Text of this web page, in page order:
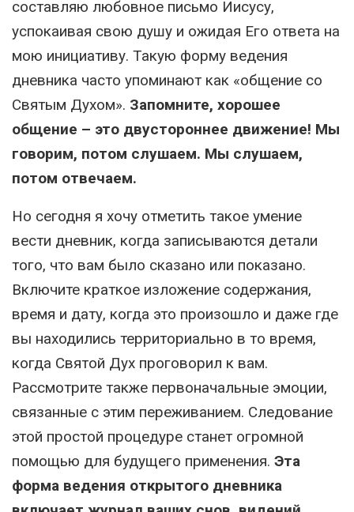
составляю любовное письмо Иисусу,
успокаивая свою душу и ожидая Его ответа на
мою инициативу. Такую форму ведения
дневника часто упоминают как «общение со
Святым Духом». Запомните, хорошее
общение – это двустороннее движение! Мы
говорим, потом слушаем. Мы слушаем,
потом отвечаем.
Но сегодня я хочу отметить такое умение
вести дневник, когда записываются детали
того, что вам было сказано или показано.
Включите краткое изложение содержания,
время и дату, когда это произошло и даже где
вы находились территориально в то время,
когда Святой Дух проговорил к вам.
Рассмотрите также первоначальные эмоции,
связанные с этим переживанием. Следование
этой простой процедуре станет огромной
помощью для будущего применения. Эта
форма ведения открытого дневника